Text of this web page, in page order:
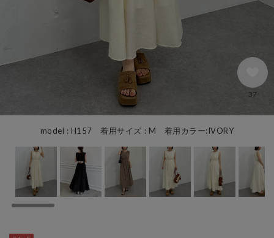
model : H157 着用サイズ : M 着用カラー:IVORY
37